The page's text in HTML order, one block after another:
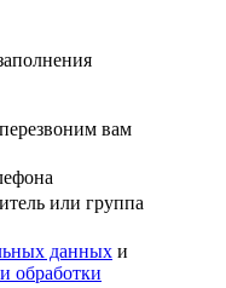
вам
или группа
данных и
обработки